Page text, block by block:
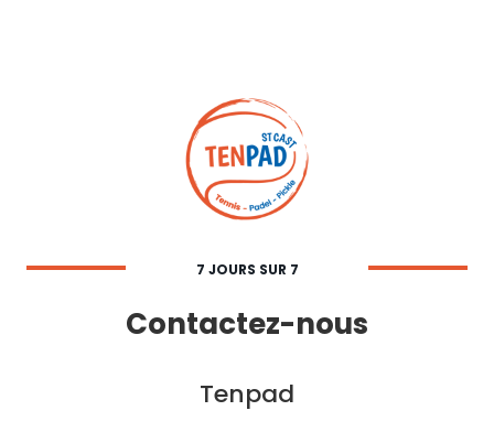
7 JOURS SUR 7
Contactez-nous
Tenpad